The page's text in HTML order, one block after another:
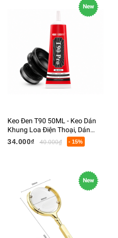
New
Keo Đen T90 50ML - Keo Dán
Khung Loa Điện Thoại, Dán
Nhựa, Trám Khe Hở, Đồ Trang
34.000₫ 40.000₫ - 15%
New